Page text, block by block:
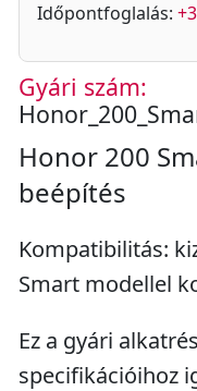
Időpontfoglalás:
Gyári szám:
Honor 200
beépítés
Kompatibilitás:
Smart modellel
Ez a gyári
specifikációihoz